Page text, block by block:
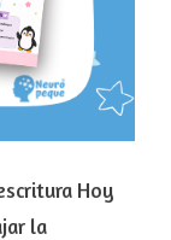
Hoy
la